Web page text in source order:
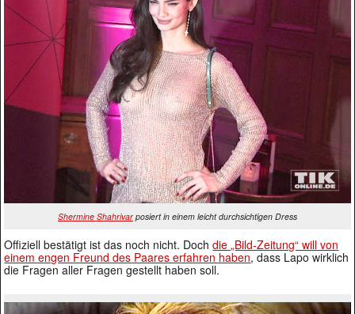
Shermine Shahrivar posiert in einem leicht durchsichtigen Dress
Offiziell bestätigt ist das noch nicht. Dochdie „Bild-Zeitung“ will von
einem engen Freund des Paares erfahren haben, dass Lapo wirklich
die Fragen aller Fragen gestellt haben soll.